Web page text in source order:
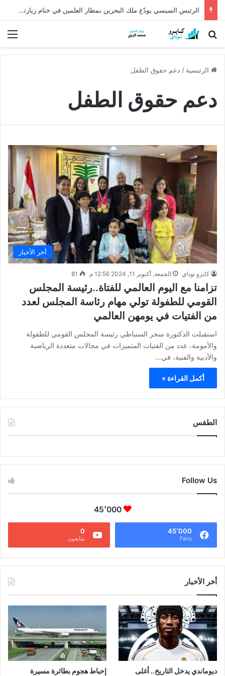
الرئيس السيسي يودّع ملك البحرين بمطار العلمين في ختام زيارته إلى مصر
بحث عن
الرئيسية / دعم حقوق الطفل
دعم حقوق الطفل
أخر الأخبار
كايرو توداي الجمعة, أكتوبر 11, 2024 12:56 م 81
تزامنا مع اليوم العالمي للفتاة..رئيسة المجلس
القومي للطفولة تولي مهام رئاسة المجلس لعدد
من الفتيات في يومهن العالمي
استقبلت الدكتورة سحر السنباطي رئيسة المجلس القومي للطفولة
والأمومة، عدد من الفتيات المتميزات في مجالات متعددة الرياضية
والأدبية والفنية، في…
أكمل القراءة »
الطقس
Follow Us
45٬000
45٬000
Fans
0
متابعون
أخر الأخبار
ديوماندي يدخل التاريخ.. أغلى
إحباط هجوم بطائرة مسيرة